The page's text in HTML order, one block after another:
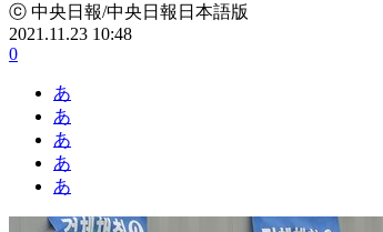
ⓒ 中央日報/中央日報日本語版
2021.11.23 10:48
0
あ
あ
あ
あ
あ